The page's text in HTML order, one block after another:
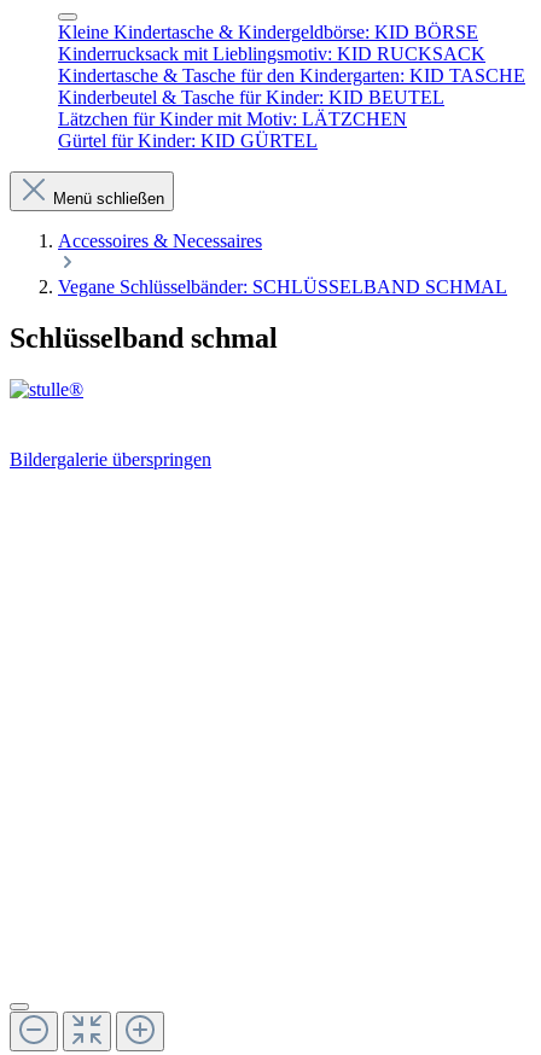
Kleine Kindertasche & Kindergeldbörse: KID BÖRSE
Kinderrucksack mit Lieblingsmotiv: KID RUCKSACK
Kindertasche & Tasche für den Kindergarten: KID TASCHE
Kinderbeutel & Tasche für Kinder: KID BEUTEL
Lätzchen für Kinder mit Motiv: LÄTZCHEN
Gürtel für Kinder: KID GÜRTEL
Menü schließen
Accessoires & Necessaires
Vegane Schlüsselbänder: SCHLÜSSELBAND SCHMAL
Schlüsselband schmal
Bildergalerie überspringen